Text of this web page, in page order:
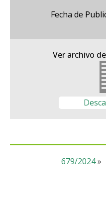
Fecha de
Ver archivo
679/2024»